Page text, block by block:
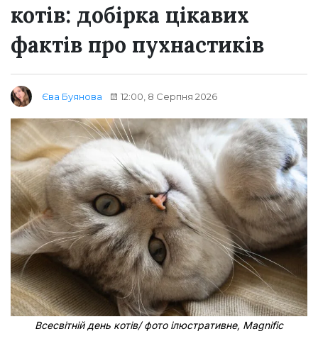
котів: добірка цікавих
фактів про пухнастиків
Єва Буянова 12:00, 8 Серпня 2026
Всесвітній день котів/ фото ілюстративне, Magnific